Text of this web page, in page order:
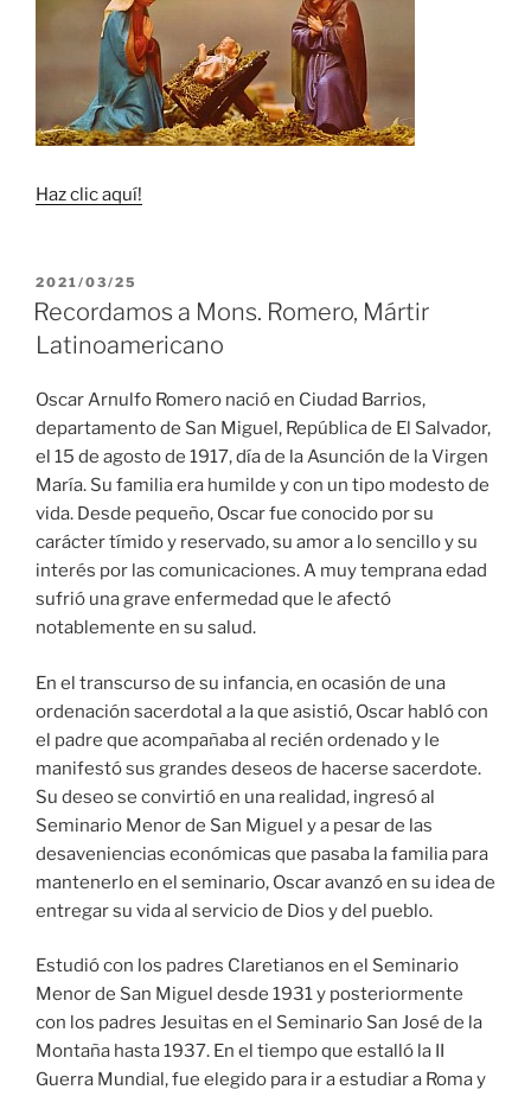
Haz clic aquí!
PUBLICADO
EL
2021/03/25
Recordamos a Mons. Romero, Mártir
Latinoamericano
Oscar Arnulfo Romero nació en Ciudad Barrios,
departamento de San Miguel, República de El Salvador,
el 15 de agosto de 1917, día de la Asunción de la Virgen
María. Su familia era humilde y con un tipo modesto de
vida. Desde pequeño, Oscar fue conocido por su
carácter tímido y reservado, su amor a lo sencillo y su
interés por las comunicaciones. A muy temprana edad
sufrió una grave enfermedad que le afectó
notablemente en su salud.
En el transcurso de su infancia, en ocasión de una
ordenación sacerdotal a la que asistió, Oscar habló con
el padre que acompañaba al recién ordenado y le
manifestó sus grandes deseos de hacerse sacerdote.
Su deseo se convirtió en una realidad, ingresó al
Seminario Menor de San Miguel y a pesar de las
desaveniencias económicas que pasaba la familia para
mantenerlo en el seminario, Oscar avanzó en su idea de
entregar su vida al servicio de Dios y del pueblo.
Estudió con los padres Claretianos en el Seminario
Menor de San Miguel desde 1931 y posteriormente
con los padres Jesuitas en el Seminario San José de la
Montaña hasta 1937. En el tiempo que estalló la II
Guerra Mundial, fue elegido para ir a estudiar a Roma y